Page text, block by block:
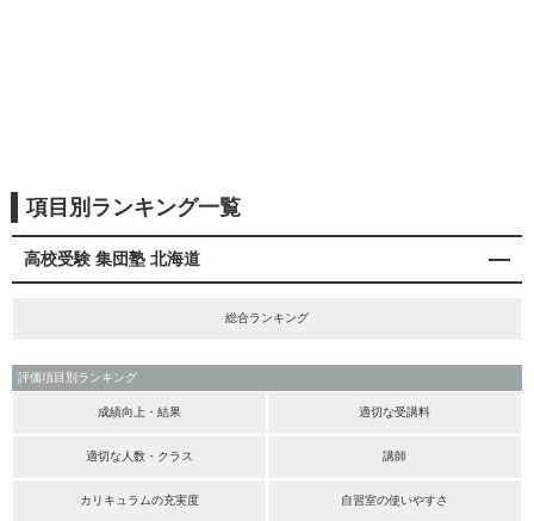
項目別ランキング一覧
高校受験 集団塾 北海道
総合ランキング
評価項目別ランキング
成績向上・結果 適切な受講料
適切な人数・クラス 講師
カリキュラムの充実度 自習室の使いやすさ